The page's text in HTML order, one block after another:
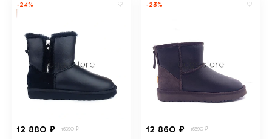
-24%
12 880 ₽ 16890 ₽
-23%
12 860 ₽ 16690 ₽